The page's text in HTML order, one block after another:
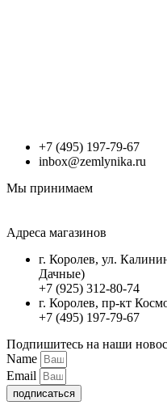
+7 (495) 197-79-67
inbox@zemlynika.ru
Мы принимаем
Адреса магазинов
г. Королев, ул.
Дачные)
+7 (925) 312-80-74
г. Королев, пр-кт
+7 (495) 197-79-67
Подпишитесь на наши
Name
Email
подписаться